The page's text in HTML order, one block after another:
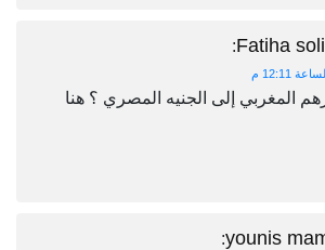
Fatiha
:
المغربي إلى الجنيه المصري ؟ هنا
younis
: